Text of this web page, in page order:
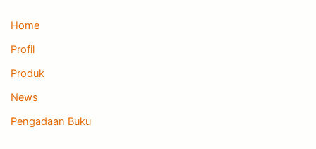
Home
Profil
Produk
News
Pengadaan Buku